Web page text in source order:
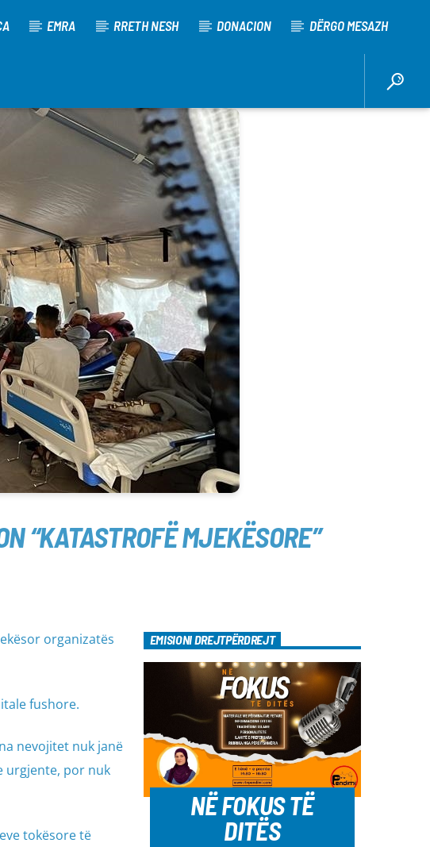
EMRA RRETH NESH DONACION DËRGO MESAZH
“KATASTROFË MJEKËSORE”
organizatës
fushore.
nevojitet nuk janë
urgjente, por nuk
tokësore të
EMISIONI DREJTPËRDREJT
NË FOKUS TË
DITËS